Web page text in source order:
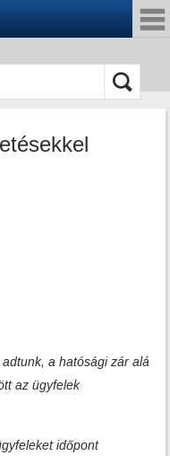
a hatósági zár alá
az ügyfelek
időpont